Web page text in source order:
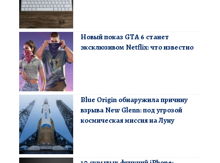
Новый показ GTA 6 станет
эксклюзивом Netflix: что известно
Blue Origin обнаружила причину
взрыва New Glenn: под угрозой
космическая миссия на Луну